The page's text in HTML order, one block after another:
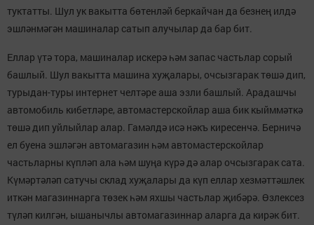
туктатты. Шул ук вакытта бөтенләй беркайчан да безнең илдә
эшләнмәгән машиналар сатып алучылар да бар бит.
Еллар үтә тора, машиналар искерә һәм запас частьлар сорый
башлый. Шул вакытта машина хуҗалары, очсызгарак төшә дип,
турыдан-туры интернет челтәре аша эзли башлый. Арадашчы
автомобиль кибетләре, автомастерскойлар аша бик кыйммәткә
төшә дип уйлыйлар алар. Гамәлдә исә нәкъ киресенчә. Берничә
ел буена эшләгән автомагазин һәм автомастерскойлар
частьларны күпләп ала һәм шуңа күрә дә алар очсызгарак сата.
Күмәртәләп сатучы склад хуҗалары да күп еллар хезмәттәшлек
иткән магазиннарга төзек һәм яхшы частьлар җибәрә. Өзлексез
түләп килгән, ышанычлы автомагазиннар аларга да кирәк бит.